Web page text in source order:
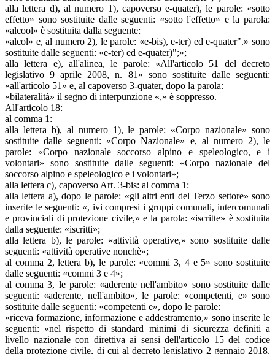
alla lettera d), al numero 1), capoverso e-quater), le parole: «sotto
effetto» sono sostituite dalle seguenti: «sotto l'effetto» e la parola:
«alcool» è sostituita dalla seguente:
«alcol» e, al numero 2), le parole: «e-bis), e-ter) ed e-quater".» sono
sostituite dalle seguenti: «e-ter) ed e-quater)";»;
alla lettera e), all'alinea, le parole: «All'articolo 51 del decreto
legislativo 9 aprile 2008, n. 81» sono sostituite dalle seguenti:
«all'articolo 51» e, al capoverso 3-quater, dopo la parola:
«bilateralità» il segno di interpunzione «,» è soppresso.
All'articolo 18:
al comma 1:
alla lettera b), al numero 1), le parole: «Corpo nazionale» sono
sostituite dalle seguenti: «Corpo Nazionale» e, al numero 2), le
parole: «Corpo nazionale soccorso alpino e speleologico, e i
volontari» sono sostituite dalle seguenti: «Corpo nazionale del
soccorso alpino e speleologico e i volontari»;
alla lettera c), capoverso Art. 3-bis: al comma 1:
alla lettera a), dopo le parole: «gli altri enti del Terzo settore» sono
inserite le seguenti: «, ivi compresi i gruppi comunali, intercomunali
e provinciali di protezione civile,» e la parola: «iscritte» è sostituita
dalla seguente: «iscritti»;
alla lettera b), le parole: «attività operative,» sono sostituite dalle
seguenti: «attività operative nonchè»;
al comma 2, lettera b), le parole: «commi 3, 4 e 5» sono sostituite
dalle seguenti: «commi 3 e 4»;
al comma 3, le parole: «aderente nell'ambito» sono sostituite dalle
seguenti: «aderente, nell'ambito», le parole: «competenti, e» sono
sostituite dalle seguenti: «competenti e», dopo le parole:
«riceva formazione, informazione e addestramento,» sono inserite le
seguenti: «nel rispetto di standard minimi di sicurezza definiti a
livello nazionale con direttiva ai sensi dell'articolo 15 del codice
della protezione civile, di cui al decreto legislativo 2 gennaio 2018,